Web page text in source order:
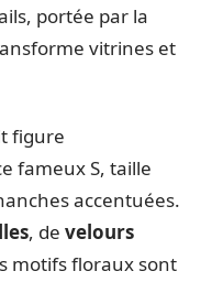
portée par la
vitrines et
figure
fameux S, taille
accentuées.
, de velours
motifs floraux sont